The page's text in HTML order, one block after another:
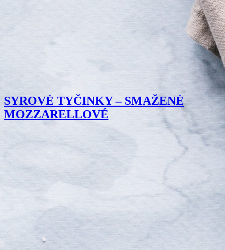
SYROVÉ TYČINKY – SMAŽENÉ
MOZZARELLOVÉ